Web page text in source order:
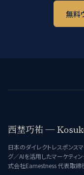
無料
西埜巧祐 —
日本のダイレクトレスポンス
グ／AIを活用したマーケティ
式会社Earnestness 代表取締